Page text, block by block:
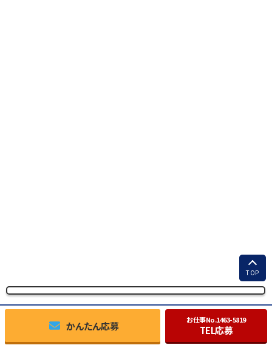
お仕事No.1463-5819
TEL応募
かんたん応募
TOP